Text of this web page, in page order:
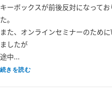
キーボックスが前後反対になって
た。
また、オンラインセミナーのため
ましたが
途中...
続きを読む